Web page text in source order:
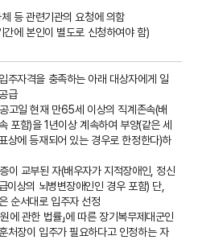
등 관련기관의 요청에 의함
간에 본인이 별도로 신청하여야 함)
주자격을 충족하는 아래 대상자에게 일
급
고일 현재 만65세 이상의 직계존속(배
포함)을 1년이상 계속하여 부양(같은 세
상에 등재되어 있는 경우로 한정한다)하
이 교부된 자(배우자가 지적장애인, 정신
이상의 뇌병변장애인인 경우 포함) 단,
순서대로 입주자 선정
에 관한 법률」에 따른 장기복무제대군인
처장이 입주가 필요하다고 인정하는 자